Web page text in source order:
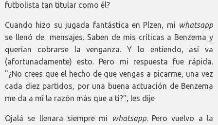
futbolista tan titular como él?
Cuando hizo su jugada fantástica en Plzen, mi whatsapp
se llenó de mensajes. Saben de mis críticas a Benzema y
querían cobrarse la venganza. Y lo entiendo, así va
(afortunadamente) esto. Pero mi respuesta fue rápida.
"¿No crees que el hecho de que vengas a picarme, una vez
cada diez partidos, por una buena actuación de Benzema
me da a mí la razón más que a ti?", les dije
Ojalá se llenara siempre mi whatsapp. Pero vuelvo a la